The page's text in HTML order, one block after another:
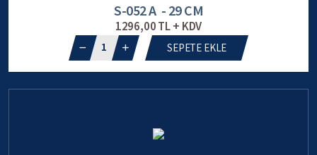
S-052 A - 29 CM
1296,00 TL + KDV
1 SEPETE EKLE